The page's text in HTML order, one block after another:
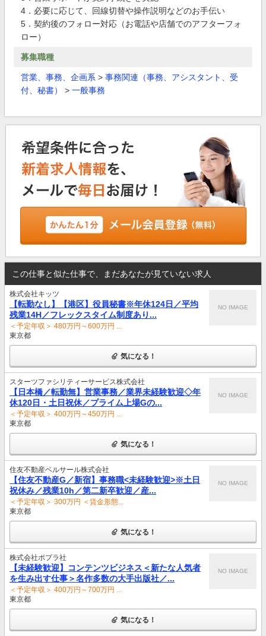
4．必要に応じて、回線切替や操作説明などのお手伝い
5．契約後のフォロー対応（お電話や店舗でのアフターフォ
ロー）
募集職種
営業、事務、企画系 > 事務関連（事務、アシスタント、受
付、秘書）
> 一般事務
この仕事と似た仕事で、まだあなたが見ていない求人
株式会社キッツ
【転勤なし】【港区】役員秘書※年休124日／平均
残業14H／フレックスタイム制度あり...
＜予定年収＞ 480万円～600万円 ...
東京都
NO IMAGE
気になる！
スターツファシリティーサービス株式会社
【日本橋／転勤無】営業事務／業界未経験歓迎◇年
休120日・土日祝休／プライム上場Gの...
＜予定年収＞ 400万円～450万円 ...
東京都
NO IMAGE
気になる！
住友不動産ベルサール株式会社
【住友不動産G／新宿】事務職<未経験歓迎>※土日
祝休み／残業10h／第二新卒歓迎／産...
＜予定年収＞ 300万円 ＜賃金形態...
東京都
NO IMAGE
気になる！
株式会社ポプラ社
【未経験歓迎】コンテンツビジネス＜新たな人気者
を生み出す仕事＞名作多数の大手出版社／...
＜予定年収＞ 400万円～700万円 ...
東京都
NO IMAGE
気になる！